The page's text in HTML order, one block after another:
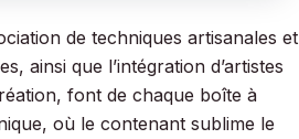
de techniques artisanales et
ainsi que l’intégration d’artistes
font de chaque boîte à
où le contenant sublime le